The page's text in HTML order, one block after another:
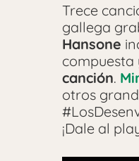
Trece
gallega
Hansone
compuesta
canción.
otros
¡Dale al